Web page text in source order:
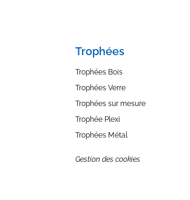
Trophées
Trophées Bois
Trophées Verre
Trophées sur mesure
Trophée Plexi
Trophées Métal
Gestion des cookies